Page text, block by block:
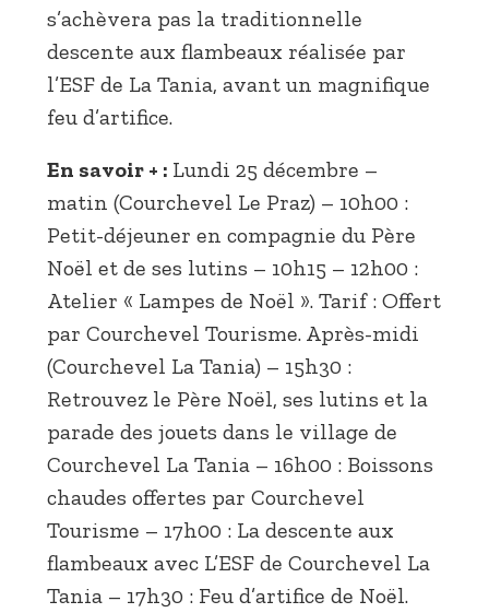
s’achèvera pas la traditionnelle
descente aux flambeaux réalisée par
l’ESF de La Tania, avant un magnifique
feu d’artifice.
En savoir + : Lundi 25 décembre –
matin (Courchevel Le Praz) – 10h00 :
Petit-déjeuner en compagnie du Père
Noël et de ses lutins – 10h15 – 12h00 :
Atelier « Lampes de Noël ». Tarif : Offert
par Courchevel Tourisme. Après-midi
(Courchevel La Tania) – 15h30 :
Retrouvez le Père Noël, ses lutins et la
parade des jouets dans le village de
Courchevel La Tania – 16h00 : Boissons
chaudes offertes par Courchevel
Tourisme – 17h00 : La descente aux
flambeaux avec L’ESF de Courchevel La
Tania – 17h30 : Feu d’artifice de Noël.